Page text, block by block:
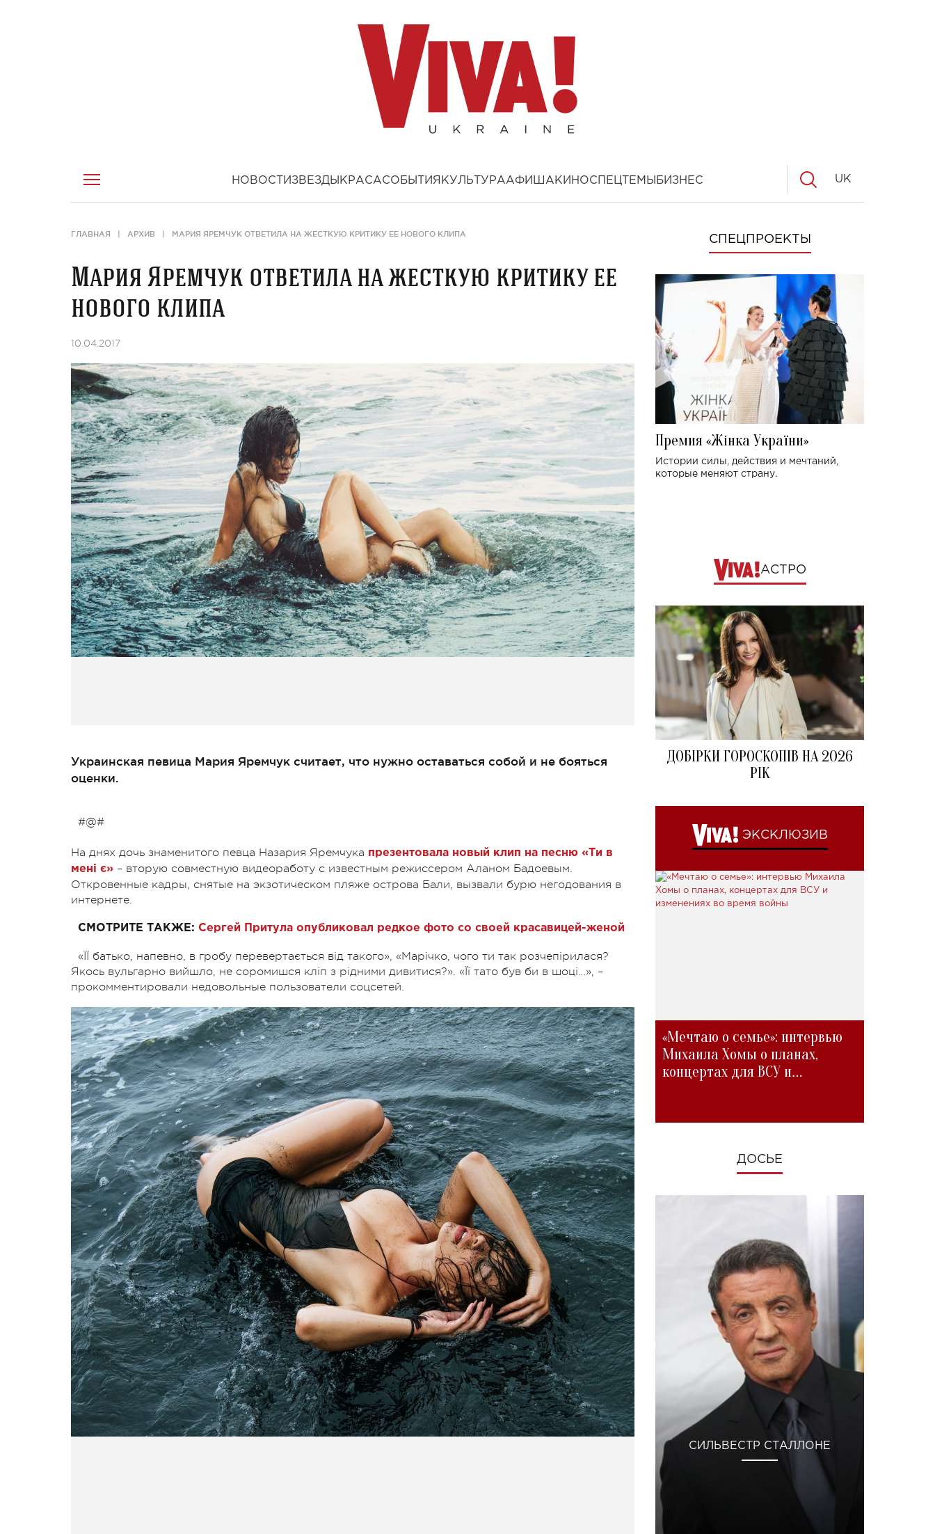
НОВОСТИ ЗВЕЗДЫ КРАСАСОБЫТИЯ КУЛЬТУРААФИША КИНОСПЕЦТЕМЫ БИЗНЕС UK
ГЛАВНАЯ АРХИВ МАРИЯ ЯРЕМЧУК ОТВЕТИЛА НА ЖЕСТКУЮ КРИТИКУ ЕЕ НОВОГО КЛИПА
Мария Яремчук ответила на жесткую критику ее
нового клипа
10.04.2017
Украинская певица Мария Яремчук считает, что нужно оставаться собой и не бояться
оценки.
#@#
На днях дочь знаменитого певца Назария Яремчука презентовала новый клип на песню «Ти в
мені є» – вторую совместную видеоработу с известным режиссером Аланом Бадоевым.
Откровенные кадры, снятые на экзотическом пляже острова Бали, вызвали бурю негодования в
интернете.
СМОТРИТЕ ТАКЖЕ: Сергей Притула опубликовал редкое фото со своей красавицей-женой
«ЇЇ батько, напевно, в гробу перевертається від такого», «Марічко, чого ти так розчепірилася?
Якось вульгарно вийшло, не соромишся кліп з рідними дивитися?». «Її тато був би в шоці…», –
прокомментировали недовольные пользователи соцсетей.
СПЕЦПРОЕКТЫ
Премия «Жінка України»
Истории силы, действия и мечтаний,
которые меняют страну.
АСТРО
ДОБІРКИ ГОРОСКОПІВ НА 2026
РІК
ЭКСКЛЮЗИВ
«Мечтаю о семье»: интервью
Михаила Хомы о планах,
концертах для ВСУ и
ДОСЬЕ
СИЛЬВЕСТР СТАЛЛОНЕ